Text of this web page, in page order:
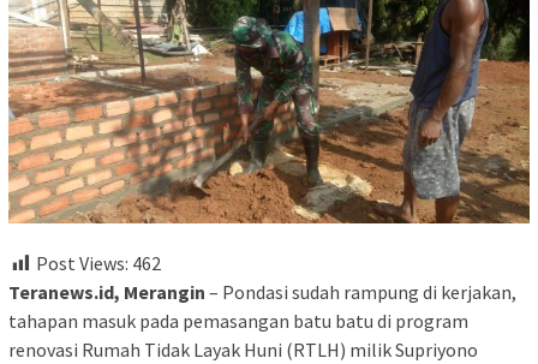
Post Views: 462
Teranews.id, Merangin – Pondasi sudah rampung di kerjakan,
tahapan masuk pada pemasangan batu batu di program
renovasi Rumah Tidak Layak Huni (RTLH) milik Supriyono